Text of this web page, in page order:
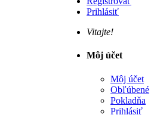
Prihlásiť
Vitajte!
Môj účet
Môj účet
Obľúbené
Pokladňa
Prihlásiť